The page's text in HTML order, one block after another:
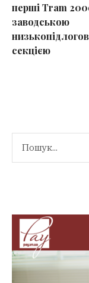
перші Tram
заводською
секцією